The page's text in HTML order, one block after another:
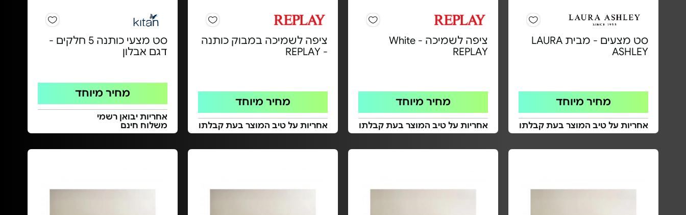
סט מצעים - מבית LAURA
ASHLEY
מחיר מיוחד
אחריות על טיב המוצר בעת קבלתו
ציפה לשמיכה White -
REPLAY
מחיר מיוחד
אחריות על טיב המוצר בעת קבלתו
ציפה לשמיכה במבוק כותנה
- REPLAY
מחיר מיוחד
אחריות על טיב המוצר בעת קבלתו
סט מצעי כותנה 5 חלקים -
דגם אבלון
מחיר מיוחד
אחריות יבואן רשמי
משלוח חינם